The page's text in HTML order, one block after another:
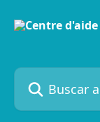
Buscar artículos...